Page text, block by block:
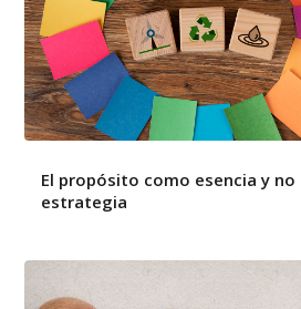
El propósito como esencia y no
estrategia